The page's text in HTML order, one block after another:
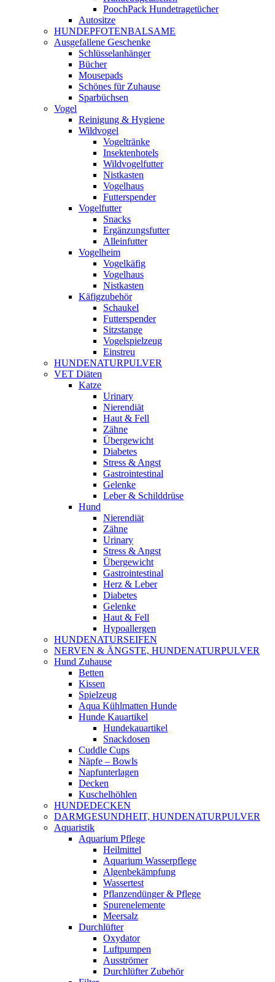
PoochPack Hundetragetücher
Autositze
HUNDEPFOTENBALSAME
Ausgefallene Geschenke
Schlüsselanhänger
Bücher
Mousepads
Schönes für Zuhause
Sparbüchsen
Vogel
Reinigung & Hygiene
Wildvogel
Vogeltränke
Insektenhotels
Wildvogelfutter
Nistkasten
Vogelhaus
Futterspender
Vogelfutter
Snacks
Ergänzungsfutter
Alleinfutter
Vogelheim
Vogelkäfig
Vogelhaus
Nistkasten
Käfigzubehör
Schaukel
Futterspender
Sitzstange
Vogelspielzeug
Einstreu
HUNDENATURPULVER
VET Diäten
Katze
Urinary
Nierendiät
Haut & Fell
Zähne
Übergewicht
Diabetes
Stress & Angst
Gastrointestinal
Gelenke
Leber & Schilddrüse
Hund
Nierendiät
Zähne
Urinary
Stress & Angst
Übergewicht
Gastrointestinal
Herz & Leber
Diabetes
Gelenke
Haut & Fell
Hypoallergen
HUNDENATURSEIFEN
NERVEN & ÄNGSTE, HUNDENATURPULVER
Hund Zuhause
Betten
Kissen
Spielzeug
Aqua Kühlmatten Hunde
Hunde Kauartikel
Hundekauartikel
Snackdosen
Cuddle Cups
Näpfe – Bowls
Napfunterlagen
Decken
Kuschelhöhlen
HUNDEDECKEN
DARMGESUNDHEIT, HUNDENATURPULVER
Aquaristik
Aquarium Pflege
Heilmittel
Aquarium Wasserpflege
Algenbekämpfung
Wassertest
Pflanzendünger & Pflege
Spurenelemente
Meersalz
Durchlüfter
Oxydator
Luftpumpen
Ausströmer
Durchlüfter Zubehör